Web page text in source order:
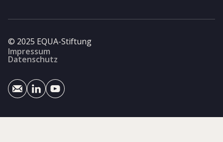
© 2025 EQUA-Stiftung
Impressum
Datenschutz